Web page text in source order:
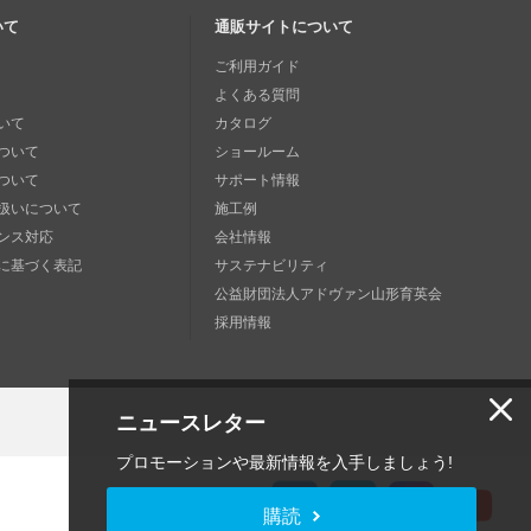
ニュースレター
プロモーションや最新情報を入手しましょう!
購読
て
いて
いて
いについて
ス対応
基づく表記
通販サイトについて
ご利用ガイド
よくある質問
カタログ
ショールーム
サポート情報
施工例
会社情報
サステナビリティ
公益財団法人アドヴァン山形育英会
採用情報